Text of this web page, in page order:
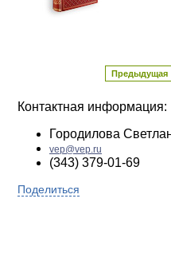
Предыдущая
Контактная информация:
Городилова
vep@vep.ru
(343) 379-01-69
Поделиться